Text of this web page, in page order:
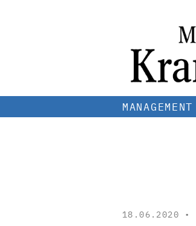
MANAGEMENT
18.06.2020 •